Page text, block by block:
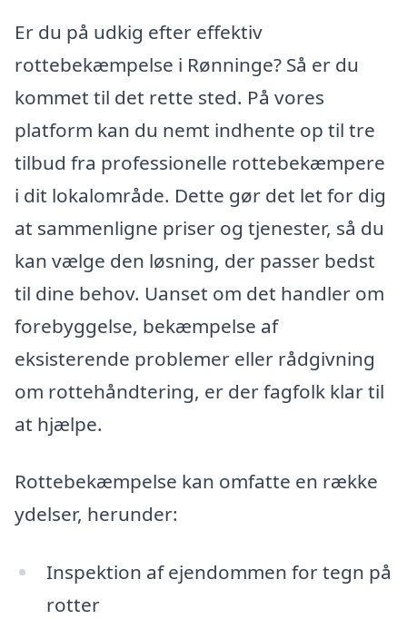
Er du på udkig efter effektiv
rottebekæmpelse i Rønninge? Så er du
kommet til det rette sted. På vores
platform kan du nemt indhente op til tre
tilbud fra professionelle rottebekæmpere
i dit lokalområde. Dette gør det let for dig
at sammenligne priser og tjenester, så du
kan vælge den løsning, der passer bedst
til dine behov. Uanset om det handler om
forebyggelse, bekæmpelse af
eksisterende problemer eller rådgivning
om rottehåndtering, er der fagfolk klar til
at hjælpe.
Rottebekæmpelse kan omfatte en række
ydelser, herunder:
Inspektion af ejendommen for tegn på
rotter